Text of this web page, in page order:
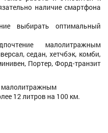
наличие смартфона
выбирать оптимальный
малолитражным
седан, хетчбэк, комби,
Портер, Форд-транзит
малолитражным
12 литров на 100 км.